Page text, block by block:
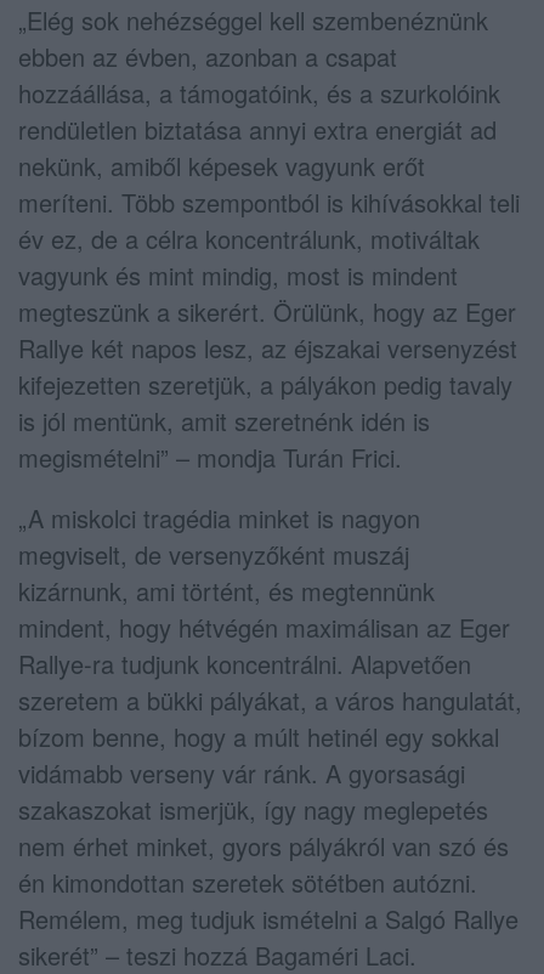
„Elég sok nehézséggel kell szembenéznünk
ebben az évben, azonban a csapat
hozzáállása, a támogatóink, és a szurkolóink
rendületlen biztatása annyi extra energiát ad
nekünk, amiből képesek vagyunk erőt
meríteni. Több szempontból is kihívásokkal teli
év ez, de a célra koncentrálunk, motiváltak
vagyunk és mint mindig, most is mindent
megteszünk a sikerért. Örülünk, hogy az Eger
Rallye két napos lesz, az éjszakai versenyzést
kifejezetten szeretjük, a pályákon pedig tavaly
is jól mentünk, amit szeretnénk idén is
megismételni” – mondja Turán Frici.
„A miskolci tragédia minket is nagyon
megviselt, de versenyzőként muszáj
kizárnunk, ami történt, és megtennünk
mindent, hogy hétvégén maximálisan az Eger
Rallye-ra tudjunk koncentrálni. Alapvetően
szeretem a bükki pályákat, a város hangulatát,
bízom benne, hogy a múlt hetinél egy sokkal
vidámabb verseny vár ránk. A gyorsasági
szakaszokat ismerjük, így nagy meglepetés
nem érhet minket, gyors pályákról van szó és
én kimondottan szeretek sötétben autózni.
Remélem, meg tudjuk ismételni a Salgó Rallye
sikerét” – teszi hozzá Bagaméri Laci.